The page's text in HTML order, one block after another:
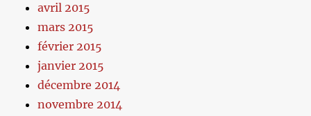
avril 2015
mars 2015
février 2015
janvier 2015
décembre 2014
novembre 2014